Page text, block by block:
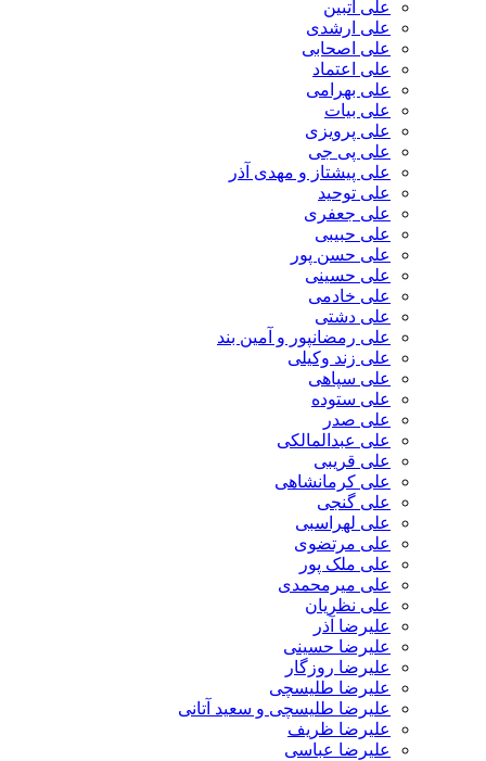
علی آتبین
علی ارشدی
علی اصحابی
علی اعتماد
علی بهرامی
علی بیات
علی پرویزی
علی پی جی
علی پیشتاز و مهدی آذر
علی توحید
علی جعفری
علی حبیبی
علی حسن پور
علی حسینی
علی خادمی
علی دشتی
علی رمضانپور و آمین بند
علی زند وکیلی
علی سپاهی
علی ستوده
علی صدر
علی عبدالمالکی
علی قریبی
علی کرمانشاهی
علی گنجی
علی لهراسبی
علی مرتضوی
علی ملک پور
علی میرمحمدی
علی نظریان
علیرضا آذر
علیرضا حسینی
علیرضا روزگار
علیرضا طلیسچی
علیرضا طلیسچی و سعید آتانی
علیرضا ظریف
علیرضا عباسی